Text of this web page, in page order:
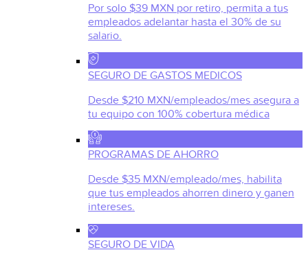
Por solo $39 MXN por retiro, permita a tus
empleados adelantar hasta el 30% de su
salario.
SEGURO DE GASTOS MEDICOS
Desde $210 MXN/empleados/mes asegura a
tu equipo con 100% cobertura médica
PROGRAMAS DE AHORRO
Desde $35 MXN/empleado/mes, habilita
que tus empleados ahorren dinero y ganen
intereses.
SEGURO DE VIDA